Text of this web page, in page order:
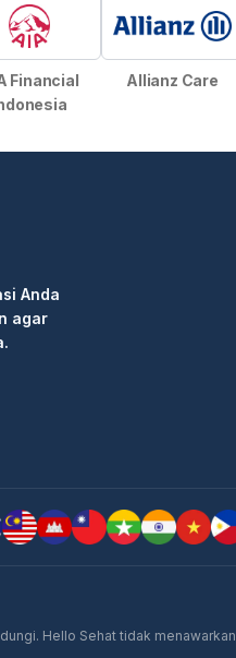
Financial
Allianz Care
Anda
agar
Hello Sehat tidak